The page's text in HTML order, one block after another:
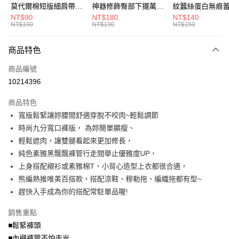
Google Pay
全盈+PAY
大哥付你分期
【大哥付你分期使用說明】
1.本服務由台灣大哥大提供，台灣大哥大用戶可立即使用無須另外申請。
流程，驗證手機門號後，選擇欲分期的期數、繳款截止日，確認付款後即完
成交易。
3.實際核准額度、可分期數及費用金額請依後續交易確認頁面所載為準。
4.訂單成立30分鐘內，如未前往確認交易或遇審核未通過，訂單將自動取
法說明評估內容。
【繳款方式說明】
1.分期款項不併入電信帳單，「大哥付你分期」於每月結算日後寄送繳費提
醒簡訊。
2.透過簡訊連結打開帳單後，可選擇「超商條碼／台灣大直營門市／銀行轉
帳／街口支付／iPASS MONEY」等通路繳費。
【注意事項】
1.本服務係由「台灣大哥大股份有限公司」（以下簡稱本公司）所提供，讓
用戶於交易時，得透過本服務購買商品或服務，並由商店將買賣／分期付款
買賣價金債權讓與本公司後，依約使用本公司帳單繳交帳款。
AFTEE先享後付
【關於「AFTEE先享後付」】
AFTEE先享後付是「在收到商品之後才付款」的支付方式。 讓您購物簡單
便利好安心！
１．簡單：不需註冊會員、不需綁卡、不需儲值。
２．便利：只要手機號碼，簡訊認證，即可結帳。
３．安心：先確認商品／服務後，再付款。
【「AFTEE先享後付」結帳流程】
１．於結帳方式選擇「AFTEE先享後付」後，將跳轉至「AFTEE先享後付」
２．訂單成立數日內，您將收到繳費通知簡訊。
ATM／網路銀行／等多元方式進行付款，方視為交易完成。
※ 請注意：結帳手續完成當下不需立刻繳費，但若您需要取消訂單，請聯絡
購買商品的店家。未經商家同意取消之訂單仍視為有效，需透過AFTEE先享
ATM付款
全家取貨付款
每筆NT$70，滿NT$699(含以上)免運費
付款後全家取貨
7-11取貨付款
每筆NT$70，滿NT$799(含以上)免運費
莫代爾棉短版細肩帶素
色背心(白.黑.灰L-2L)-
U582眼圈熊中大尺碼
NT$90
NT$100
神器修飾臀部下擺萬用
內搭裙/遮臀裙(黑2L-
6L)-Q155眼圈熊中大
NT$180
NT$190
紋蠶絲蛋白無痕
角內褲(白.粉.藍.
3L)-L28眼圈熊中
NT$140
NT$150
商品特色
商品編號
10214396
商品特色
寬版鬆緊讓妳腰間舒適穿脫不咬肉~輕鬆調節
時尚九分寬口褲版， 為妳簡單顯瘦、
輕鬆遮肉，讓雙腿看起來更加修長，
純色素雅黑飄飄褲管行走間舉止優雅度UP，
上身搭配襯衫或素雅棉T、小背心造型上衣都很合適，
熊編熱推唯美百搭款，搭配涼鞋、穆勒拖、編織拖都有型~
趕快入手成為你的搭配常駐單品喔!
銷售重點
■鬆緊褲頭